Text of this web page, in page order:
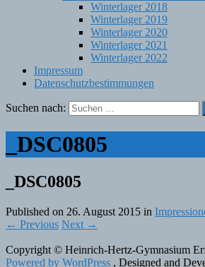
Winterlager 2018
Winterlager 2019
Winterlager 2020
Winterlager 2021
Winterlager 2022
Impressum
Datenschutzbestimmungen
Suchen nach:
_DSC0805
_DSC0805
Published on 26. August 2015 in
← Previous Next →
Copyright © Heinrich-Hertz-Gymnasium
Powered by WordPress , Designed and